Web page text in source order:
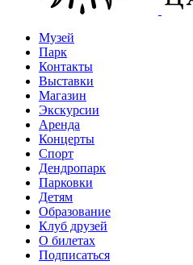
Музей
Парк
Контакты
Выставки
Магазин
Экскурсии
Аренда
Концерты
Спорт
Дендропарк
Парковки
Детям
Образование
Клуб друзей
О билетах
Подписаться